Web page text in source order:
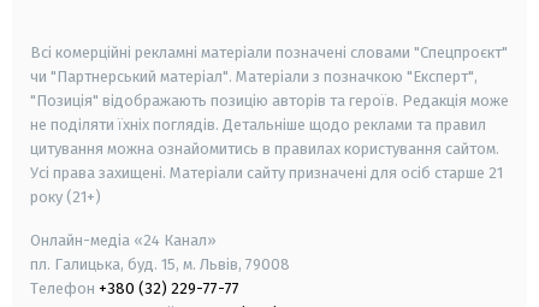
Всі комерційні рекламні матеріали позначені словами "Спецпроєкт"
чи "Партнерський матеріал". Матеріали з позначкою "Експерт",
"Позиція" відображають позицію авторів та героїв. Редакція може
не поділяти їхніх поглядів. Детальніше щодо реклами та правил
цитування можна ознайомитись в правилах користування сайтом.
Усі права захищені. Матеріали сайту призначені для осіб старше 21
року (21+)
Онлайн-медіа «24 Канал»
пл. Галицька, буд. 15, м. Львів, 79008
Телефон +380 (32) 229-77-77